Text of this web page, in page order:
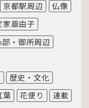
京都駅周辺
仏像
家亜由子
・御所周辺
歴史・文化
葉 花便り 連載